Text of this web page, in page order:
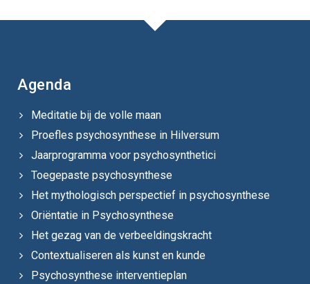
Agenda
Meditatie bij de volle maan
Proefles psychosynthese in Hilversum
Jaarprogramma voor psychosynthetici
Toegepaste psychosynthese
Het mythologisch perspectief in psychosynthese
Oriëntatie in Psychosynthese
Het gezag van de verbeeldingskracht
Contextualiseren als kunst en kunde
Psychosynthese interventieplan